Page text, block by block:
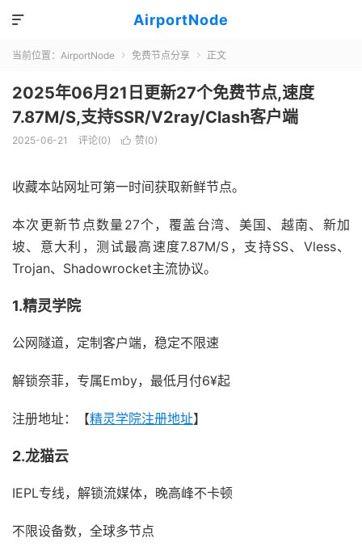
AirportNode

当前位置： AirportNode  免费节点分享  正文
2025年06月21日更新27个免费节点,速度
7.87M/S,支持SSR/V2ray/Clash客户端
2025-06-21 评论(0)  赞(0)
收藏本站网址可第一时间获取新鲜节点。
本次更新节点数量27个，覆盖台湾、美国、越南、新加
坡、意大利，测试最高速度7.87M/S，支持SS、Vless、
Trojan、Shadowrocket主流协议。
1.精灵学院
公网隧道，定制客户端，稳定不限速
解锁奈菲，专属Emby，最低月付6¥起
注册地址：【精灵学院注册地址】
2.龙猫云
IEPL专线，解锁流媒体，晚高峰不卡顿
不限设备数，全球多节点